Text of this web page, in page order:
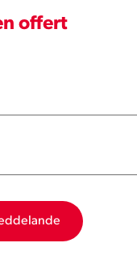
offert